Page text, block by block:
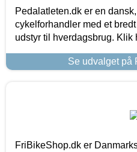
Pedalatleten.dk er en
cykelforhandler med et
udstyr til hverdagsbrug. Klik
Se udvalget på
FriBikeShop.dk er